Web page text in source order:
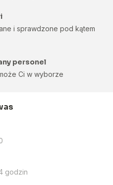
i sprawdzone pod kątem
personel
Ci w wyborze
godzin